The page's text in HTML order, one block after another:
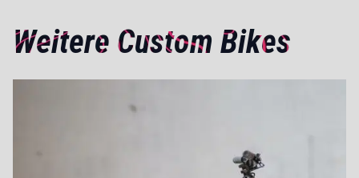
Weitere Custom Bikes